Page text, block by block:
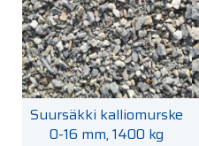
Suursäkki kalliomurske
0-16 mm, 1400 kg